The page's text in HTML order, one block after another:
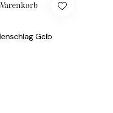
Gelb